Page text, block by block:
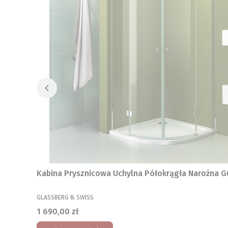
Kabina Prysznicowa Uchylna Półokrągła Narożna
PRODUCENT
GLASSBERG & SWISS
Cena
1 690,00 zł